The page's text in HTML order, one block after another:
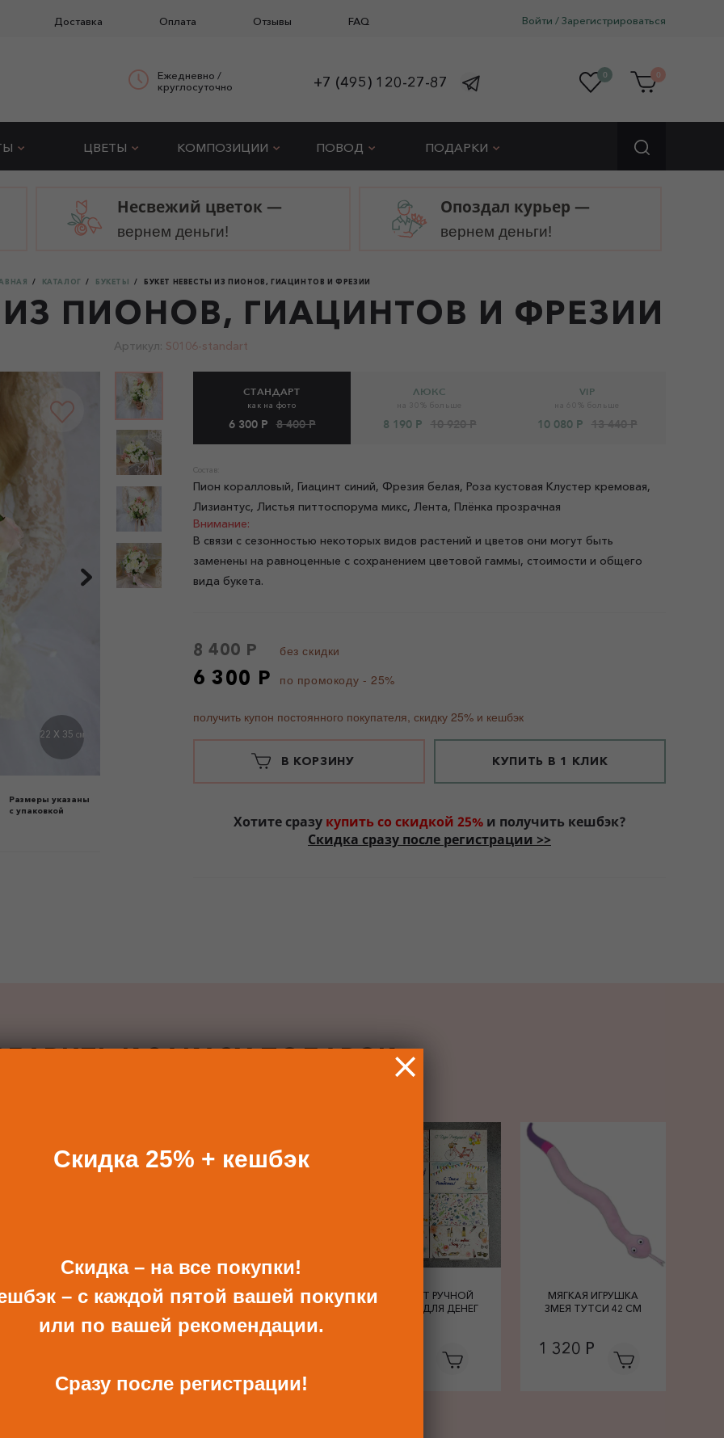
Доставка Оплата Отзывы FAQ Войти /Зарегистрироваться
Ежедневно /
круглосуточно
+7 (495) 120-27-87 0 0
ЦВЕТЫ КОМПОЗИЦИИ ПОВОД ПОДАРКИ
Несвежий цветок —
вернем деньги!
Опоздал курьер —
вернем деньги!
КАТАЛОГ БУКЕТЫ БУКЕТ НЕВЕСТЫ ИЗ ПИОНОВ, ГИАЦИНТОВ И ФРЕЗИИ
ИЗ ПИОНОВ, ГИАЦИНТОВ И ФРЕЗИИ
Артикул: S0106-standart
22 X 35 СМ
Размеры указаны
с упаковкой
СТАНДАРТ
как на фото
6 300 Р 8 400 Р
ЛЮКС
8 190 Р 10 920 Р
VIP
10 080 Р 13 440 Р
Состав:
Пион коралловый, Гиацинт синий, Фрезия белая, Роза кустовая Клустер кремовая,
Лизиантус, Листья питтоспорума микс, Лента, Плёнка прозрачная
Внимание:
В связи с сезонностью некоторых видов растений и цветов они могут быть
заменены на равноценные с сохранением цветовой гаммы, стоимости и общего
вида букета.
8 400 Р без скидки
6 300 Р по промокоду - 25%
получить купон постоянного покупателя, скидку 25% и кешбэк
В КОРЗИНУ КУПИТЬ В 1 КЛИК
Хотите сразу купить со скидкой 25%и получить кешбэк?
Скидка сразу после регистрации >>
К ЗАКАЗУ ПОДАРОК
ОТКРЫТКА И
КОНВЕРТ С ДЕКОРОМ
КОНВЕРТ РУЧНОЙ
ДЕКОРОМ
КОНВЕРТ РУЧНОЙ
РАБОТЫ ДЛЯ ДЕНЕГ
МЯГКАЯ ИГРУШКА
ЗМЕЯ ТУТСИ 42 СМ
1 320 Р
Скидка 25% + кешбэк
Скидка – на все покупки!
– с каждой пятой вашей покупки
или по вашей рекомендации.
Сразу после регистрации!